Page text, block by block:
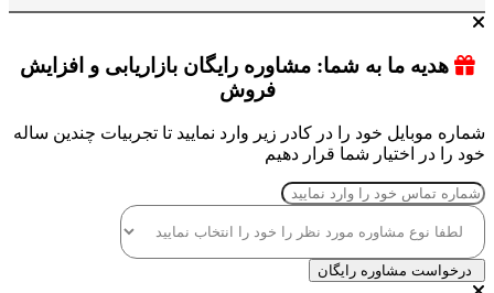
هدیه ما به شما: مشاوره رایگان بازاریابی و افزایش
فروش
شماره موبایل خود را در کادر زیر وارد نمایید تا تجربیات چندین ساله
خود را در اختیار شما قرار دهیم
درخواست مشاوره رایگان